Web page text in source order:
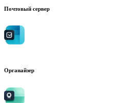
Почтовый сервер
Органайзер